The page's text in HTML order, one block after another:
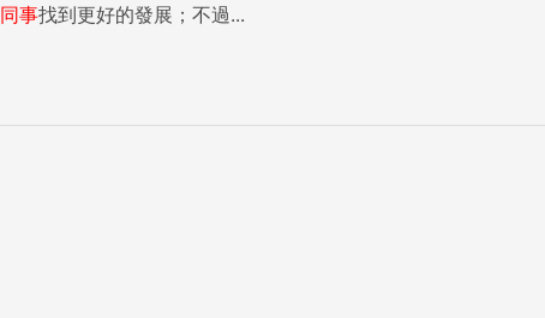
同事找到更好的發展；不過...